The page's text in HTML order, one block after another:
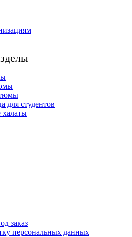
для студентов
халаты
заказ
персональных данных